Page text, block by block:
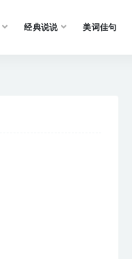
经典说说 美词佳句